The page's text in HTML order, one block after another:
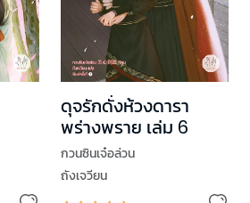
ดุจรักดั่งห้วงดารา
พร่างพราย เล่ม 6
กวนซินเจ๋อล่วน
ถังเจวียน